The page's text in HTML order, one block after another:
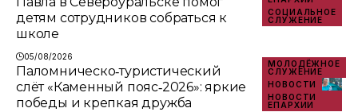
СОЦИАЛЬНОЕ
СЛУЖЕНИЕ
детям сотрудников собраться к
школе
05/08/2026
МОЛОДЁЖНОЕ
СЛУЖЕНИЕ
НОВОСТИ
НОВОСТИ
ЕПАРХИИ
Паломническо‑туристический
слёт «Каменный пояс‑2026»: яркие
победы и крепкая дружба